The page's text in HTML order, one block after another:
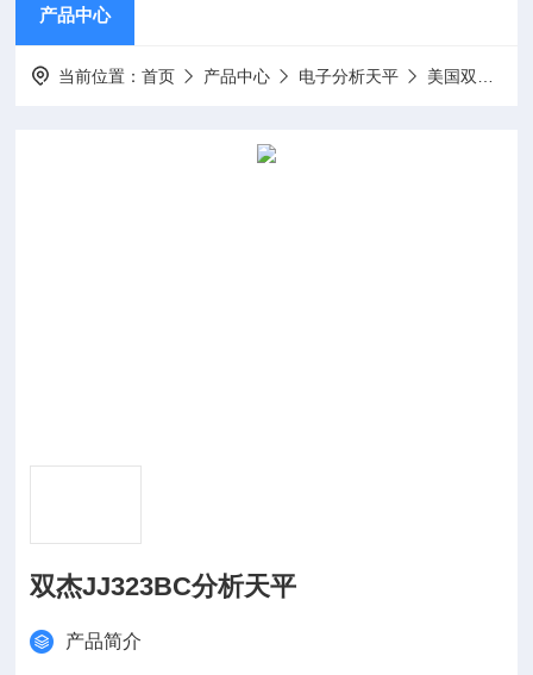
产品中心
当前位置：首页 产品中心 电子分析天平 美国双杰│电子天平
双杰JJ323BC分析天平
产品简介